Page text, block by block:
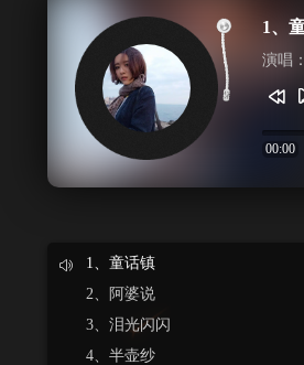
1、
演唱
00:00
1、童话镇
2、阿婆说
3、泪光闪闪
4、半壶纱